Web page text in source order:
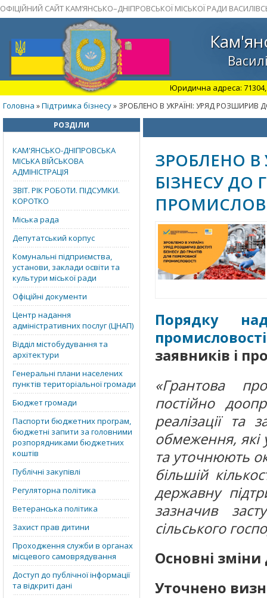
ОФІЦІЙНИЙ САЙТ КАМ’ЯНСЬКО–ДНІПРОВСЬКОЇ МІСЬКОЇ РАДИ
Юридична адреса: 71304,
Головна »Підтримка бізнесу» ЗРОБЛЕНО В УКРАЇНІ: УРЯД РОЗШИРИВ
РОЗДІЛИ
КАМ'ЯНСЬКО-ДНІПРОВСЬКА
МІСЬКА ВІЙСЬКОВА
АДМІНІСТРАЦІЯ
ЗВІТ. РІК РОБОТИ. ПІДСУМКИ.
КОРОТКО
Міська рада
Депутатський корпус
Комунальні підприємства,
установи, заклади освіти та
культури міської ради
Офіційні документи
Центр надання
адміністративних послуг (ЦНАП)
Відділ містобудування та
архітектури
Генеральні плани населених
пунктів територіальної громади
Бюджет громади
Паспорти бюджетних програм,
бюджетні запити за головними
розпорядниками бюджетних
коштів
Публічні закупівлі
Регуляторна політика
Ветеранська політика
Захист прав дитини
Проходження служби в органах
місцевого самоврядування
Доступ до публічної інформації
та відкриті дані
ЗРОБЛЕНО В
БІЗНЕСУ ДО
Порядку
промисловості
заявників і
«Грантова
постійно
реалізації та
обмеження, які
та уточнюють
більшій
державну
зазначив
сільського
Основні
Уточнено